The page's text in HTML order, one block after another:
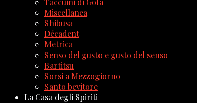
Miscellanea
Shibusa
Décadent
Metrica
Senso del gusto e gusto del senso
Bartitsu
Sorsi a Mezzogiorno
Santo bevitore
La Casa degli Spiriti